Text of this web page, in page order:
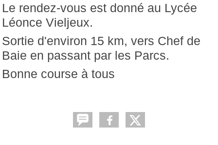
Le rendez-vous est donné au Lycée
Léonce Vieljeux.
Sortie d'environ 15 km, vers Chef de
Baie en passant par les Parcs.
Bonne course à tous